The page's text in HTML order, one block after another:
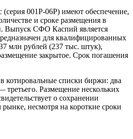
001Р-06Р) имеют обеспечение,
и сроке размещения в
Выпуск СФО Каспий является
для квалифицированных
млн рублей (237 тыс. штук),
закрытое. Срок погашения
котировальные списки биржи: два
Размещение нескольких
о сохранении
несмотря на короткие сроки